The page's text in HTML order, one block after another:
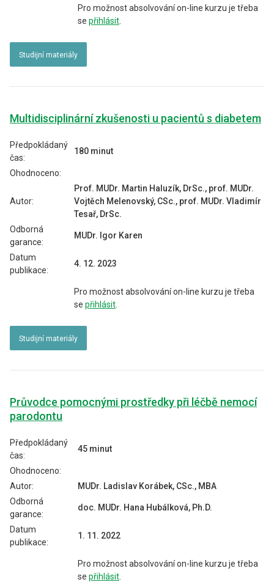
Pro možnost absolvování on-line kurzu je třeba
se přihlásit
Studijní materiály
Multidisciplinární zkušenosti u pacientů s diabetem
Předpokládaný
čas:
180 minut
Ohodnoceno:
Autor:
Prof. MUDr. Martin Haluzík, DrSc., prof. MUDr.
Vojtěch Melenovský, CSc., prof. MUDr. Vladimír
Tesař, DrSc.
Odborná
garance:
MUDr. Igor Karen
Datum
publikace:
4. 12. 2023
Pro možnost absolvování on-line kurzu je třeba
se přihlásit
Studijní materiály
Průvodce pomocnými prostředky při léčbě nemocí
parodontu
Předpokládaný
čas:
45 minut
Ohodnoceno:
Autor:
MUDr. Ladislav Korábek, CSc., MBA
Odborná
garance:
doc. MUDr. Hana Hubálková, Ph.D.
Datum
publikace:
1. 11. 2022
Pro možnost absolvování on-line kurzu je třeba
se přihlásit